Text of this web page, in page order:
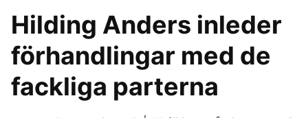
Hilding Anders inleder
förhandlingar med de
fackliga parterna